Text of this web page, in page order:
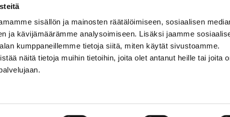
sisällön ja mainosten räätälöimiseen, sosiaalisen
ja kävijämäärämme analysoimiseen. Lisäksi jaamme
kumppaneillemme tietoja siitä, miten käytät sivustoamme.
näitä tietoja muihin tietoihin, joita olet antanut heille tai joita
Metsästyskortti-asiat
Oma riista -asiat
Lupa-asiat